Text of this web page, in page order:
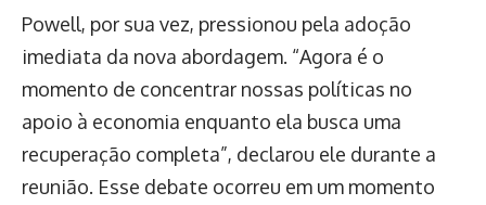
Powell, por sua vez, pressionou pela adoção
imediata da nova abordagem. “Agora é o
momento de concentrar nossas políticas no
apoio à economia enquanto ela busca uma
recuperação completa”, declarou ele durante a
reunião. Esse debate ocorreu em um momento